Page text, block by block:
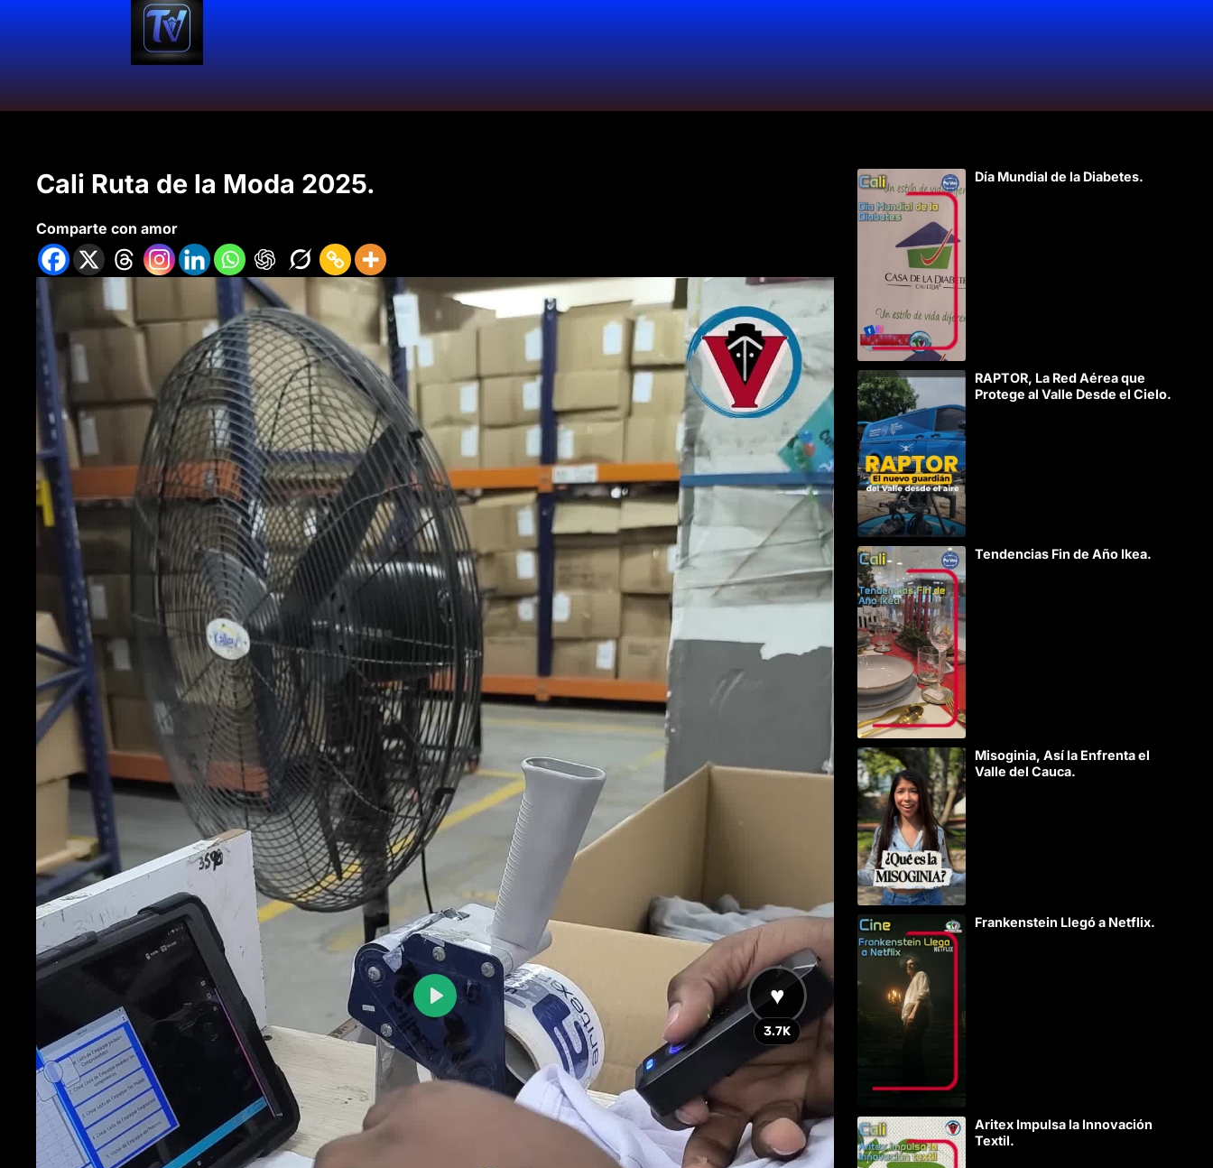
Cali Ruta de la Moda 2025.
Comparte con amor
Día Mundial de la Diabetes.
RAPTOR, La Red Aérea que
Protege al Valle Desde el Cielo.
Tendencias Fin de Año Ikea.
Misoginia, Así la Enfrenta el
Valle del Cauca.
Frankenstein Llegó a Netflix.
Aritex Impulsa la Innovación
Textil.